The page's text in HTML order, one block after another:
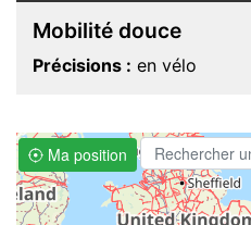
Mobilité douce
Précisions : en vélo
Ma position